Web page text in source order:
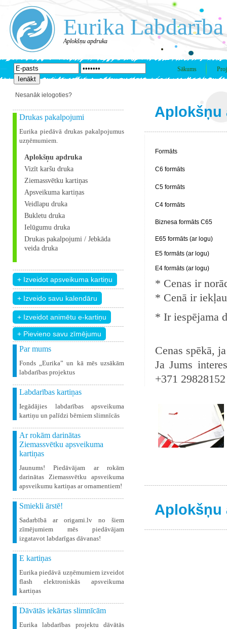
Eurika Labdarība
Aplokšņu apdruka
Sākums
Nesanāk ielogoties?
Drukas pakalpojumi
Eurika piedāvā drukas pakalpojumus
uzņēmumiem.
Aplokšņu apdruka
Vizīt karšu druka
Ziemassvētku kartiņas
Apsveikuma kartiņas
Veidlapu druka
Bukletu druka
Ielūgumu druka
Drukas pakalpojumi / Jebkāda
veida druka
+ Pievieno savu zīmējumu
Par mums
Fonds „Eurika” un kā mēs uzsākām
labdarības projektus
Labdarības kartiņas
Iegādājies labdarības apsveikuma
kartiņu un palīdzi bērniem slimnīcās
Ar rokām darinātas
Ziemassvētku apsveikuma
kartiņas
Jaunums! Piedāvājam ar rokām
darinātas Ziemassvētku apsveikuma
apsveikumu kartiņas ar ornamentiem!
Smiekli ārstē!
Sadarbībā ar origami.lv no šiem
zīmējumiem mēs piedāvājam
izgatavot labdarīgas dāvanas!
E kartiņas
Eurika piedāvā uzņēmumiem izveidot
flash elektroniskās apsveikuma
kartiņas
Dāvātās iekārtas slimnīcām
Eurika labdarības projektu dāvātās
Aplokšņu
Formāts
C6 formāts
C5 formāts
C4 formāts
Biznesa formāts C65
E65 formāts (ar logu)
E5 formāts (ar logu)
E4 formāts (ar logu)
* Cenas ir
* Cenā ir
* Ir iespējama
Cenas spēkā,
Ja Jums
+371
Aplokšņu